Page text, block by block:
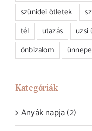
szünidei ötletek
tél
utazás uzsi
önbizalom
Kategóriák
Anyák napja (2)